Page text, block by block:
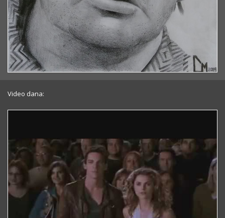
Video dana: